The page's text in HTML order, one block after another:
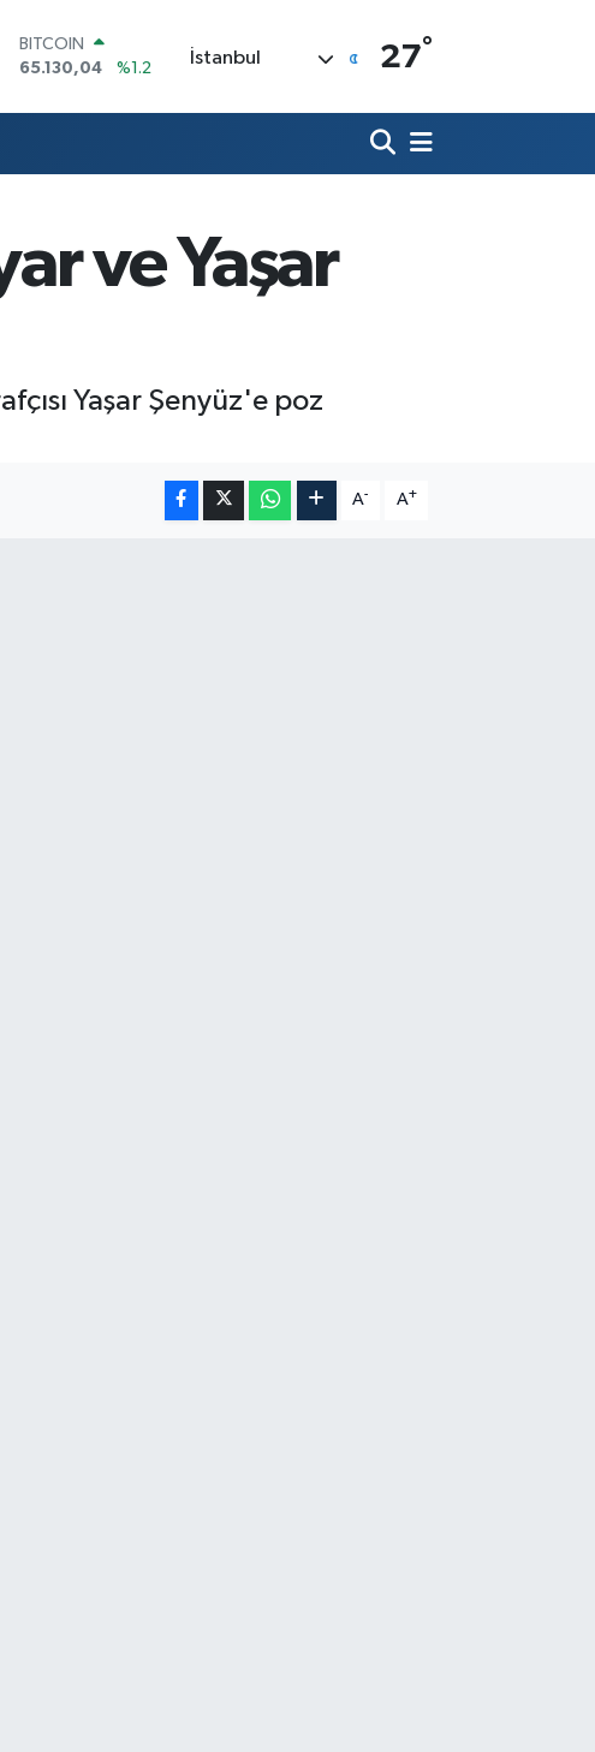
DOLAR
47,7106
%0.17
55,1652
%0.27
13.773
%-19
BITCOIN
İstanbul 27°
ve Yaşar
Yaşar Şenyüz'e poz
A- A+